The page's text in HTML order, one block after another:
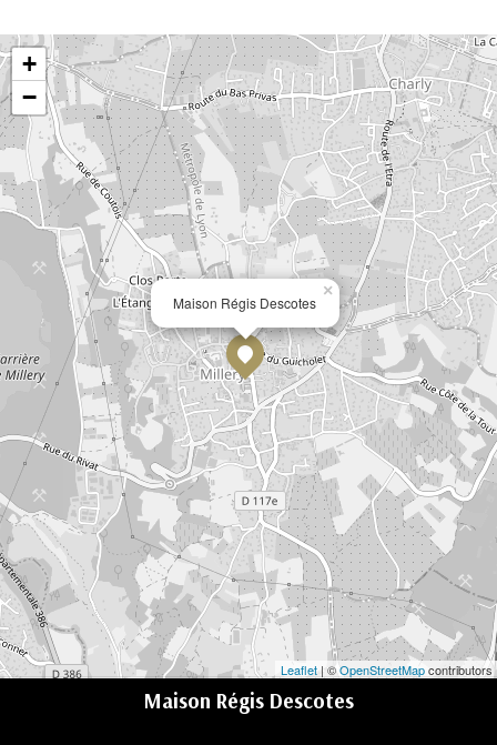
Maison Régis Descotes
×
+
−
Leaflet | ©OpenStreetMapcontributors
Maison Régis Descotes